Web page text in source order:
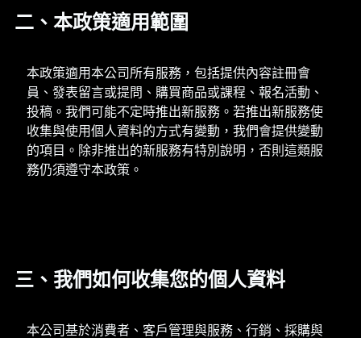
二、本政策適用範圍
本政策適用本公司所有服務，包括提供內容註冊會
員、發表留言或提問、購買商品或課程、報名活動、
投稿。我們可能不定時推出新服務。若推出新服務使
收集與使用個人資料的方式有變動，我們會提供變動
的項目。除非推出的新服務有特別說明，否則這類服
務仍須遵守本政策。
三、我們如何收集您的個人資料
本公司基於消費者、客戶管理與服務、行銷、採購與